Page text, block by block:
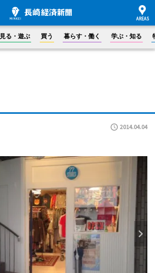
見る・遊ぶ 買う 暮らす・働く 学ぶ・知る
2014.04.04